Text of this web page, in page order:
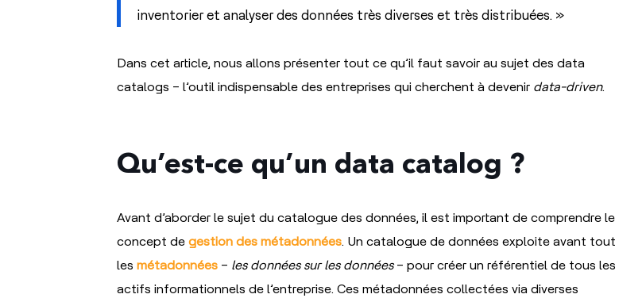
inventorier et analyser des données très diverses et très distribuées. »
Dans cet article, nous allons présenter tout ce qu’il faut savoir au sujet des data
catalogs – l’outil indispensable des entreprises qui cherchent à devenir data-driven.
Qu’est-ce qu’un data catalog ?
Avant d’aborder le sujet du catalogue des données, il est important de comprendre le
concept de gestion des métadonnées. Un catalogue de données exploite avant tout
les métadonnées– les données sur les données– pour créer un référentiel de tous les
actifs informationnels de l’entreprise. Ces métadonnées collectées via diverses